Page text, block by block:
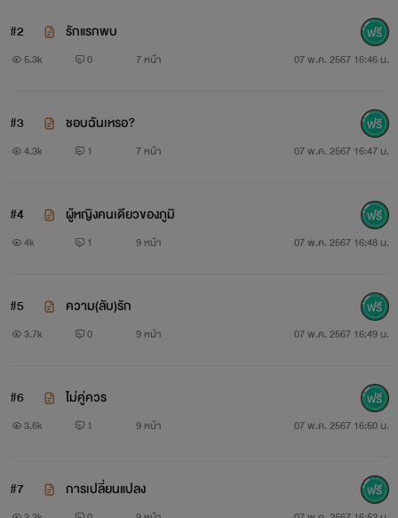
#2 รักแรกพบ
5.3k 0 7 หน้า 07 พ.ค. 2567 16:46 น.
#3 ชอบฉันเหรอ?
4.3k 1 7 หน้า 07 พ.ค. 2567 16:47 น.
#4 ผู้หญิงคนเดียวของภูมิ
4k 1 9 หน้า 07 พ.ค. 2567 16:48 น.
#5 ความ(ลับ)รัก
3.7k 0 9 หน้า 07 พ.ค. 2567 16:49 น.
#6 ไม่คู่ควร
3.6k 1 9 หน้า 07 พ.ค. 2567 16:50 น.
#7 การเปลี่ยนแปลง